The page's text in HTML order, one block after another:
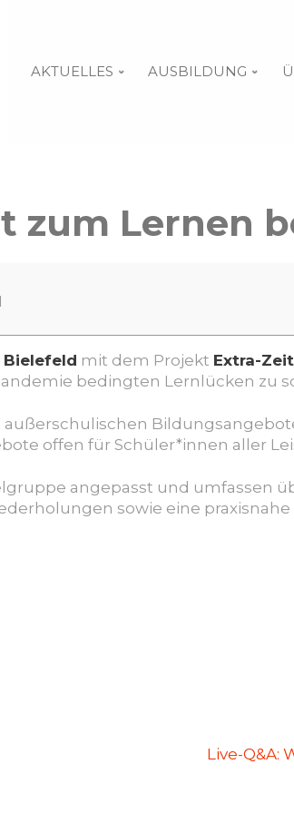
AKTUELLES AUSBILDUNG
zum Lernen
Bielefeld mit dem Projekt Extra-
bedingten Lernlücken zu
außerschulischen
offen für Schüler*innen aller
angepasst und umfassen
sowie eine praxisnahe
Live-Q&A: